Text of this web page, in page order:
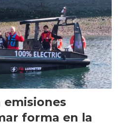
emisiones
forma en la